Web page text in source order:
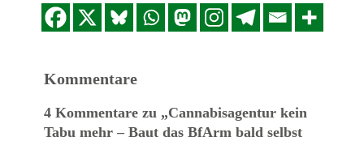
Kommentare
4 Kommentare zu „Cannabisagentur kein
Tabu mehr – Baut das BfArm bald selbst